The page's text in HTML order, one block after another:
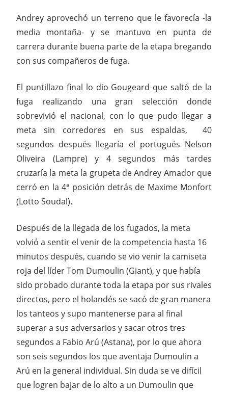
Andrey aprovechó un terreno que le favorecía -la
media montaña- y se mantuvo en punta de
carrera durante buena parte de la etapa bregando
con sus compañeros de fuga.
El puntillazo final lo dio Gougeard que saltó de la
fuga realizando una gran selección donde
sobrevivió el nacional, con lo que pudo llegar a
meta sin corredores en sus espaldas, 40
segundos después llegaría el portugués Nelson
Oliveira (Lampre) y 4 segundos más tardes
cruzaría la meta la grupeta de Andrey Amador que
cerró en la 4ª posición detrás de Maxime Monfort
(Lotto Soudal).
Después de la llegada de los fugados, la meta
volvió a sentir el venir de la competencia hasta 16
minutos después, cuando se vio venir la camiseta
roja del líder Tom Dumoulin (Giant), y que había
sido probado durante toda la etapa por sus rivales
directos, pero el holandés se sacó de gran manera
los tanteos y supo mantenerse para al final
superar a sus adversarios y sacar otros tres
segundos a Fabio Arú (Astana), por lo que ahora
son seis segundos los que aventaja Dumoulin a
Arú en la general individual. Sin duda se ve difícil
que logren bajar de lo alto a un Dumoulin que